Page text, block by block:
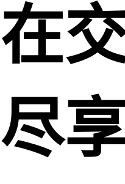
在
尽